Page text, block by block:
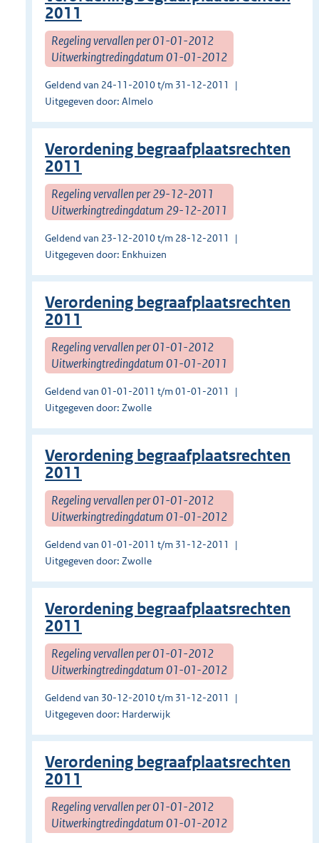
2011
Regeling vervallen per 01-01-2012
Uitwerkingtredingdatum 01-01-2012
Geldend van 24-11-2010 t/m 31-12-2011
Uitgegeven door: Almelo
Verordening begraafplaatsrechten
2011
Regeling vervallen per 29-12-2011
Uitwerkingtredingdatum 29-12-2011
Geldend van 23-12-2010 t/m 28-12-2011
Uitgegeven door: Enkhuizen
Verordening begraafplaatsrechten
2011
Regeling vervallen per 01-01-2012
Uitwerkingtredingdatum 01-01-2011
Geldend van 01-01-2011 t/m 01-01-2011
Uitgegeven door: Zwolle
Verordening begraafplaatsrechten
2011
Regeling vervallen per 01-01-2012
Uitwerkingtredingdatum 01-01-2012
Geldend van 01-01-2011 t/m 31-12-2011
Uitgegeven door: Zwolle
Verordening begraafplaatsrechten
2011
Regeling vervallen per 01-01-2012
Uitwerkingtredingdatum 01-01-2012
Geldend van 30-12-2010 t/m 31-12-2011
Uitgegeven door: Harderwijk
Verordening begraafplaatsrechten
2011
Regeling vervallen per 01-01-2012
Uitwerkingtredingdatum 01-01-2012